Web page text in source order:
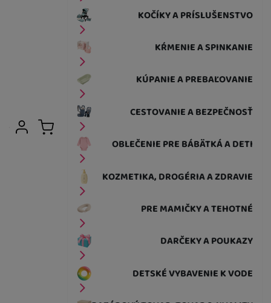
KOČÍKY A PRÍSLUŠENSTVO
KŔMENIE A SPINKANIE
KÚPANIE A PREBAĽOVANIE
CESTOVANIE A BEZPEČNOSŤ
OBLEČENIE PRE BÁBÄTKÁ A DETI
KOZMETIKA, DROGÉRIA A ZDRAVIE
PRE MAMIČKY A TEHOTNÉ
DARČEKY A POUKAZY
DETSKÉ VYBAVENIE K VODE
Užívateľská sekcia
Prihlásiť sa
Košík